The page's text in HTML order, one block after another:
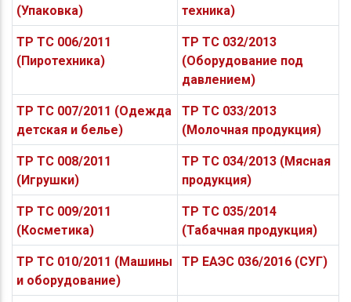
(Упаковка)
техника)
ТР ТС 006/2011
(Пиротехника)
ТР ТС 032/2013
(Оборудование под
давлением)
ТР ТС 007/2011 (Одежда
детская и белье)
ТР ТС 033/2013
(Молочная продукция)
ТР ТС 008/2011
(Игрушки)
ТР ТС 034/2013 (Мясная
продукция)
ТР ТС 009/2011
(Косметика)
ТР ТС 035/2014
(Табачная продукция)
ТР ТС 010/2011 (Машины
и оборудование)
ТР ЕАЭС 036/2016 (СУГ)